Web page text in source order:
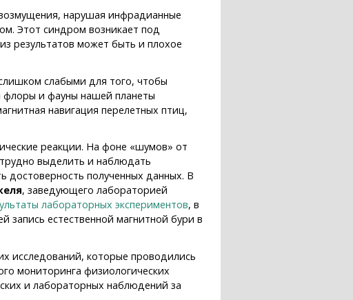
нарушая инфрадианные
Этот синдром возникает под
результатов может быть и плохое
слабыми для того, чтобы
флоры и фауны нашей планеты
навигация перелетных птиц,
реакции. На фоне «шумов» от
выделить и наблюдать
достоверность полученных данных. В
, заведующего лабораторией
лабораторных экспериментов, в
естественной магнитной бури в
исследований, которые проводились
мониторинга физиологических
и лабораторных наблюдений за